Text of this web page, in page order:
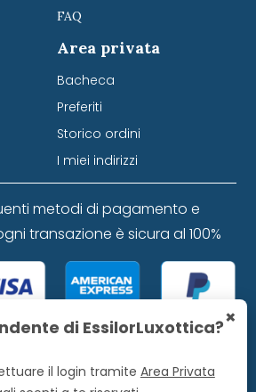
FAQ
Area privata
Bacheca
Preferiti
Storico ordini
I miei indirizzi
metodi di pagamento e
transazione è sicura al 100%
S.r.l. P. IVA 01271120253
Piazza Libertà, 9 - 32021 Agordo
×
di EssilorLuxottica?
il login tramite Area Privata